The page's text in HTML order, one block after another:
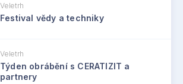
Veletrh
Festival vědy a techniky
Veletrh
Týden obrábění s CERATIZIT a
partnery